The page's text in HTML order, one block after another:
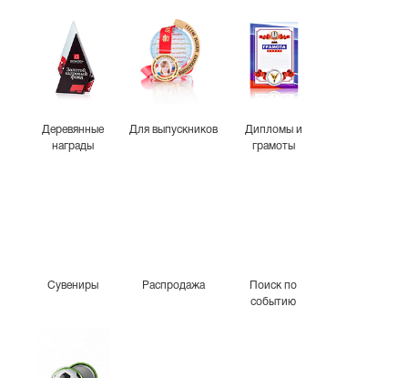
Деревянные
награды
Для выпускников
Дипломы и
грамоты
Сувениры Распродажа
Поиск по
событию